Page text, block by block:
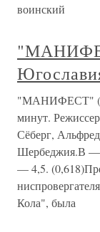
воинский
"МАНИФЕСТ"
минут.
Сёберг,
Шербеджия.В
— 4,5.
Кола", была